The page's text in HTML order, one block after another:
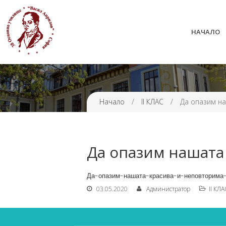
НАЧАЛО
Начало / II КЛАС / Да опазим
Да опазим
Да-опазим-нашата-красива-и-
03.05.2020
Администратор II